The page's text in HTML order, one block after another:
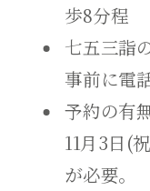
歩8分程
七五三詣
事前に電
予約の有
11月3日(
が必要。